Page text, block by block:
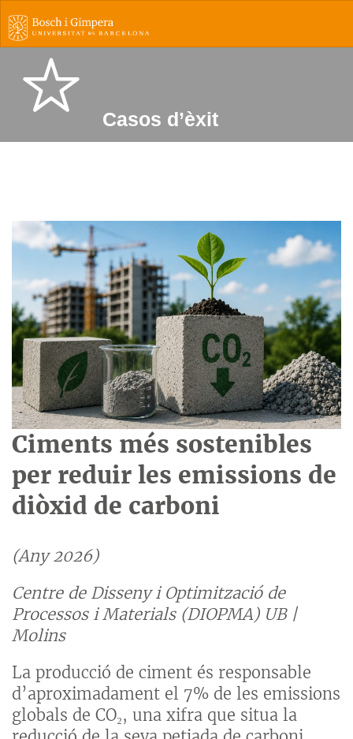
Casos d’èxit
Ciments més sostenibles
per reduir les emissions de
diòxid de carboni
(Any 2026)
Centre de Disseny i Optimització de
Processos i Materials (DIOPMA) UB |
Molins
La producció de ciment és responsable
d’aproximadament el 7% de les emissions
globals de CO₂, una xifra que situa la